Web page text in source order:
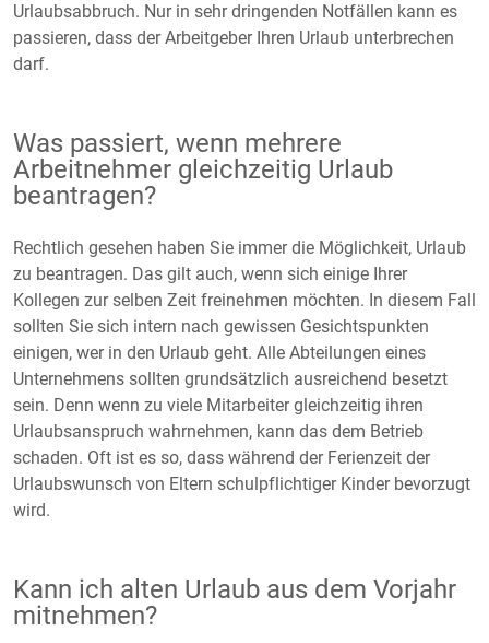
Urlaubsabbruch. Nur in sehr dringenden Notfällen kann es
passieren, dass der Arbeitgeber Ihren Urlaub unterbrechen
darf.
Was passiert, wenn mehrere
Arbeitnehmer gleichzeitig Urlaub
beantragen?
Rechtlich gesehen haben Sie immer die Möglichkeit, Urlaub
zu beantragen. Das gilt auch, wenn sich einige Ihrer
Kollegen zur selben Zeit freinehmen möchten. In diesem Fall
sollten Sie sich intern nach gewissen Gesichtspunkten
einigen, wer in den Urlaub geht. Alle Abteilungen eines
Unternehmens sollten grundsätzlich ausreichend besetzt
sein. Denn wenn zu viele Mitarbeiter gleichzeitig ihren
Urlaubsanspruch wahrnehmen, kann das dem Betrieb
schaden. Oft ist es so, dass während der Ferienzeit der
Urlaubswunsch von Eltern schulpflichtiger Kinder bevorzugt
wird.
Kann ich alten Urlaub aus dem Vorjahr
mitnehmen?